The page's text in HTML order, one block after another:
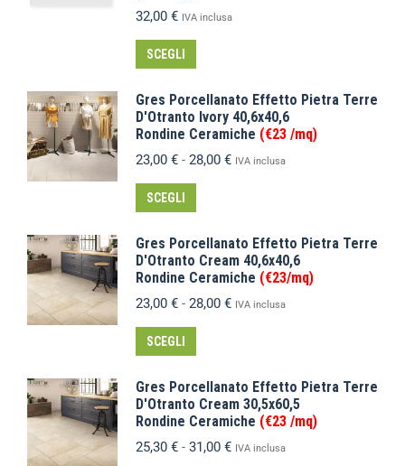
32,00 € IVA inclusa
SCEGLI
Gres Porcellanato Effetto Pietra Terre
D'Otranto Ivory 40,6x40,6
Rondine Ceramiche (€23 /mq)
23,00 € - 28,00 € IVA inclusa
SCEGLI
Gres Porcellanato Effetto Pietra Terre
D'Otranto Cream 40,6x40,6
Rondine Ceramiche (€23/mq)
23,00 € - 28,00 € IVA inclusa
SCEGLI
Gres Porcellanato Effetto Pietra Terre
D'Otranto Cream 30,5x60,5
Rondine Ceramiche (€23 /mq)
25,30 € - 31,00 € IVA inclusa